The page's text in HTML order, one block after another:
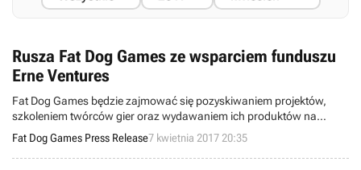
Rusza Fat Dog Games ze wsparciem funduszu
Erne Ventures
Fat Dog Games będzie zajmować się pozyskiwaniem projektów,
szkoleniem twórców gier oraz wydawaniem ich produktów na
rynkach międzynarodowych - m.in. na Steam, platformach
mobilnych, VR i innych.
Fat Dog Games Press Release7 kwietnia 2017 20:35